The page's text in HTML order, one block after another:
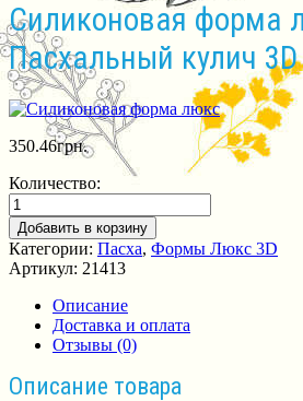
Силиконовая форма
Пасхальный кулич 3D
350.46грн.
Количество:
Добавить в корзину
Категории: Пасха, Формы Люкс 3D
Артикул: 21413
Описание
Доставка и оплата
Отзывы (0)
Описание товара